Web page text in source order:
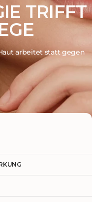
TRIFFT
arbeitet statt gegen